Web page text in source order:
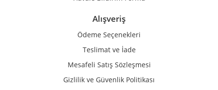
Alışveriş
Ödeme Seçenekleri
Teslimat ve İade
Mesafeli Satış Sözleşmesi
Gizlilik ve Güvenlik Politikası